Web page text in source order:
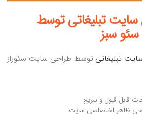
تبلیغاتیتوسط
سبز
تبلیغاتی توسط طراحی سایت سئوراز
قابل قبول و سریع
ظاهر اختصاصی سایت